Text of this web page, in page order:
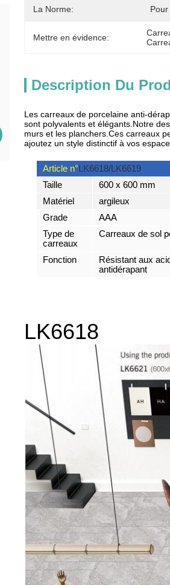
La Norme:
Mettre en évidence:
Description Du
Les carreaux de porcelaine anti-
sont polyvalents et élégants.Notre
murs et les planchers.Ces carreaux
ajoutez un style distinctif à vos
Article n° LK6618/LK6619
Taille
600 x 600 mm
Matériel
argileux
Grade
AAA
Type de
carreaux
Carreaux de sol
Fonction
Résistant aux
antidérapant
LK6618